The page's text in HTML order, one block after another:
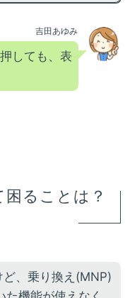
吉田あゆみ
しても、表
ることは？
、乗り換え(MNP)